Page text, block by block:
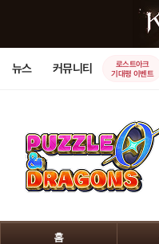
뉴스 커뮤니티
로스트아크
기대평 이벤트
홈